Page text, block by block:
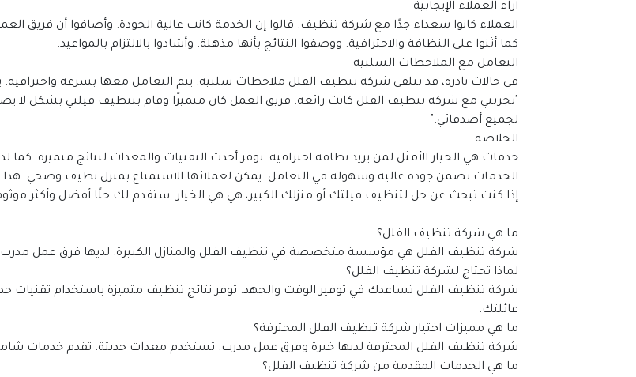
آراء العملاء الإيجابية
العملاء كانوا سعداء جدًا مع شركة تنظيف. قالوا إن الخدمة كانت عالية الجودة. وأضافوا أن فريق
كما أثنوا على النظافة والاحترافية. ووصفوا النتائج بأنها مذهلة. وأشادوا بالالتزام بالمواعيد.
التعامل مع الملاحظات السلبية
في حالات نادرة، قد تتلقى شركة تنظيف الفلل ملاحظات سلبية. يتم التعامل معها بسرعة
لجميع أصدقائي."
الخلاصة
خدمات هي الخيار الأمثل لمن يريد نظافة احترافية. توفر أحدث التقنيات والمعدات لنتائج متميزة. كما
الخدمات تضمن جودة عالية وسهولة في التعامل. يمكن لعملائها الاستمتاع بمنزل نظيف وصحي.
إذا كنت تبحث عن حل لتنظيف فيلتك أو منزلك الكبير، هي هي الخيار. ستقدم لك حلًا أفضل وأكثر
ما هي شركة تنظيف الفلل؟
شركة تنظيف الفلل هي مؤسسة متخصصة في تنظيف الفلل والمنازل الكبيرة. لديها فرق عمل مدرب
لماذا تحتاج لشركة تنظيف الفلل؟
عائلتك.
ما هي مميزات اختيار شركة تنظيف الفلل المحترفة؟
شركة تنظيف الفلل المحترفة لديها خبرة وفرق عمل مدرب. تستخدم معدات حديثة. تقدم خدمات
ما هي الخدمات المقدمة من شركة تنظيف الفلل؟